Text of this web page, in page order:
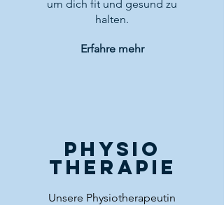
um dich fit und gesund zu
halten.
Erfahre mehr
PHYSIO
THERAPIE
Unsere Physiotherapeutin